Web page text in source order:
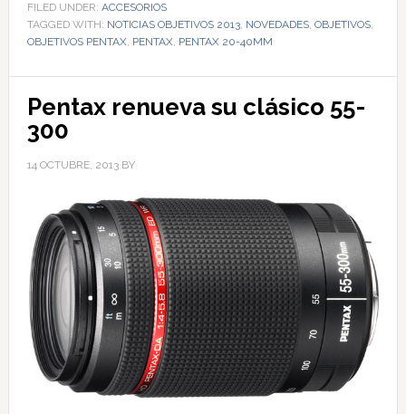
FILED UNDER: ACCESORIOS
TAGGED WITH: NOTICIAS OBJETIVOS 2013, NOVEDADES, OBJETIVOS,
OBJETIVOS PENTAX, PENTAX, PENTAX 20-40MM
Pentax renueva su clásico 55-
300
14 OCTUBRE, 2013BY